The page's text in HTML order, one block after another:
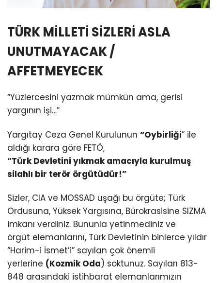
TÜRK MİLLETİ SİZLERİ ASLA
UNUTMAYACAK /
AFFETMEYECEK
“Yüzlercesini yazmak mümkün ama, gerisi
yargının işi…”
Yargıtay Ceza Genel Kurulunun “Oybirliği” ile
aldığı karara göre FETÖ,
“Türk Devletini yıkmak amacıyla kurulmuş
silahlı bir terör örgütüdür!”
Sizler, CIA ve MOSSAD uşağı bu örgüte; Türk
Ordusuna, Yüksek Yargısına, Bürokrasisine SIZMA
imkanı verdiniz. Bununla yetinmediniz ve
örgüt elemanlarını, Türk Devletinin binlerce yıldır
“Harim-i İsmet’i” sayılan çok önemli
yerlerine (Kozmik Oda) soktunuz. Sayıları 813-
848 arasındaki istihbarat elemanlarımızın